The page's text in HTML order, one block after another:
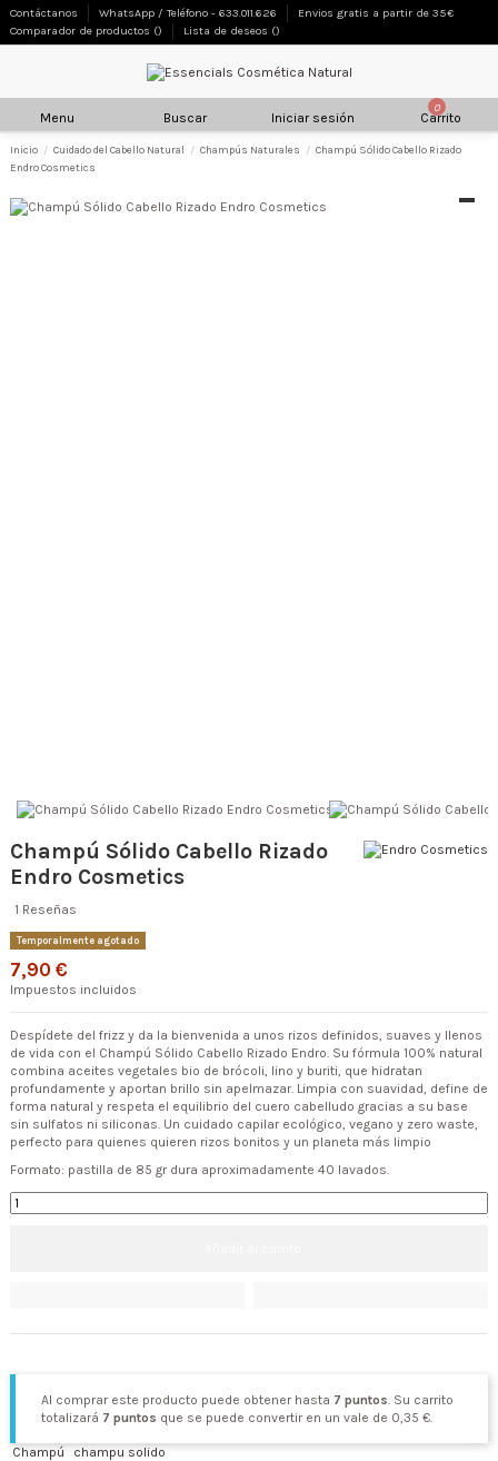
Contáctanos WhatsApp / Teléfono - 633.011.626
Envios gratis a partir de 35€
Comparador de productos () Lista de deseos ()
Menu Buscar Iniciar sesión
0
Carrito
Inicio Cuidado del Cabello Natural Champús Naturales
Champú Sólido Cabello Rizado
Endro Cosmetics
Champú Sólido Cabello Rizado
Endro Cosmetics
1 Reseñas
Temporalmente agotado
7,90 €
Impuestos incluidos
Despídete del frizz y da la bienvenida a unos rizos definidos, suaves y llenos
de vida con el Champú Sólido Cabello Rizado Endro. Su fórmula 100% natural
combina aceites vegetales bio de brócoli, lino y buriti, que hidratan
profundamente y aportan brillo sin apelmazar. Limpia con suavidad, define de
forma natural y respeta el equilibrio del cuero cabelludo gracias a su base
sin sulfatos ni siliconas. Un cuidado capilar ecológico, vegano y zero waste,
perfecto para quienes quieren rizos bonitos y un planeta más limpio
Formato: pastilla de 85 gr dura aproximadamente 40 lavados.
Al comprar este producto puede obtener hasta 7 puntos. Su carrito
totalizará 7 puntos que se puede convertir en un vale de 0,35 €.
Champú champu solido